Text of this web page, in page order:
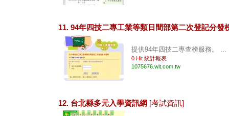
11. 94年四技二專工業等類日間部第二次登記分發
提供94年四技二專查榜服務。 ...
0 Hit 統計報表
1075676.wit.com.tw
12. 台北縣多元入學資訊網 [考試資訊]